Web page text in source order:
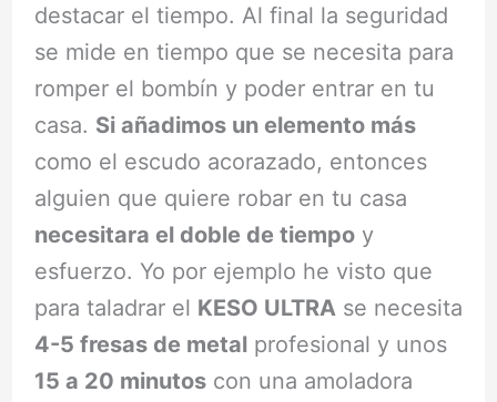
destacar el tiempo. Al final la seguridad
se mide en tiempo que se necesita para
romper el bombín y poder entrar en tu
casa. Si añadimos un elemento más
como el escudo acorazado, entonces
alguien que quiere robar en tu casa
necesitara el doble de tiempoy
esfuerzo. Yo por ejemplo he visto que
para taladrar el KESO ULTRA se necesita
4-5 fresas de metalprofesional y unos
15 a 20 minutoscon una amoladora